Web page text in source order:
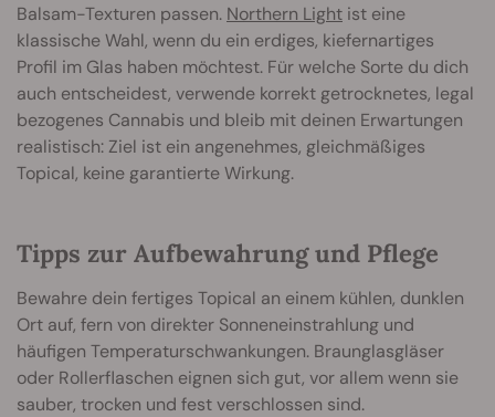
Balsam-Texturen passen. Northern Light ist eine
klassische Wahl, wenn du ein erdiges, kiefernartiges
Profil im Glas haben möchtest. Für welche Sorte du dich
auch entscheidest, verwende korrekt getrocknetes, legal
bezogenes Cannabis und bleib mit deinen Erwartungen
realistisch: Ziel ist ein angenehmes, gleichmäßiges
Topical, keine garantierte Wirkung.
Tipps zur Aufbewahrung und Pflege
Bewahre dein fertiges Topical an einem kühlen, dunklen
Ort auf, fern von direkter Sonneneinstrahlung und
häufigen Temperaturschwankungen. Braunglasgläser
oder Rollerflaschen eignen sich gut, vor allem wenn sie
sauber, trocken und fest verschlossen sind.